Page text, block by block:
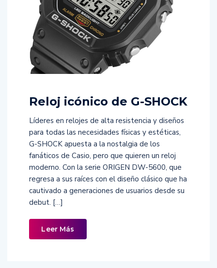
Reloj icónico de G-SHOCK
Líderes en relojes de alta resistencia y diseños
para todas las necesidades físicas y estéticas,
G-SHOCK apuesta a la nostalgia de los
fanáticos de Casio, pero que quieren un reloj
moderno. Con la serie ORIGEN DW-5600, que
regresa a sus raíces con el diseño clásico que ha
cautivado a generaciones de usuarios desde su
debut. […]
Leer Más